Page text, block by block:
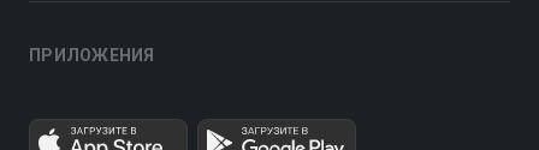
ПРИЛОЖЕНИЯ